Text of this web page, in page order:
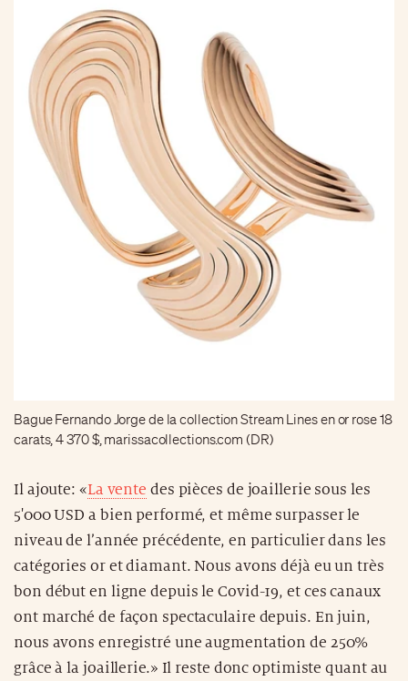
Bague Fernando Jorge de la collection Stream Lines en or rose 18
carats, 4 370 $, marissacollections.com (DR)
Il ajoute: «La vente des pièces de joaillerie sous les
5'000 USD a bien performé, et même surpasser le
niveau de l’année précédente, en particulier dans les
catégories or et diamant. Nous avons déjà eu un très
bon début en ligne depuis le Covid-19, et ces canaux
ont marché de façon spectaculaire depuis. En juin,
nous avons enregistré une augmentation de 250%
grâce à la joaillerie.» Il reste donc optimiste quant au